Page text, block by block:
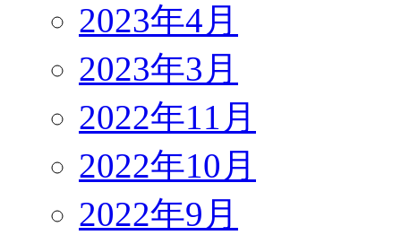
2023年4月
2023年3月
2022年11月
2022年10月
2022年9月